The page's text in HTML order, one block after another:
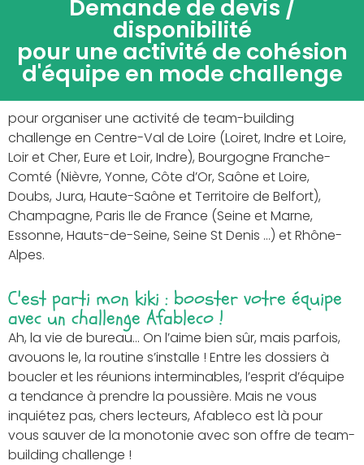
Demande de devis /
disponibilité
pour une activité de cohésion
d'équipe en mode challenge
pour organiser une activité de team-building
challenge en Centre-Val de Loire (Loiret, Indre et Loire,
Loir et Cher, Eure et Loir, Indre), Bourgogne Franche-
Comté (Nièvre, Yonne, Côte d’Or, Saône et Loire,
Doubs, Jura, Haute-Saône et Territoire de Belfort),
Champagne, Paris Ile de France (Seine et Marne,
Essonne, Hauts-de-Seine, Seine St Denis …) et Rhône-
Alpes.
C'est parti mon kiki : booster votre équipe
avec un challenge Afableco !
Ah, la vie de bureau… On l’aime bien sûr, mais parfois,
avouons le, la routine s’installe ! Entre les dossiers à
boucler et les réunions interminables, l’esprit d’équipe
a tendance à prendre la poussière. Mais ne vous
inquiétez pas, chers lecteurs, Afableco est là pour
vous sauver de la monotonie avec son offre de team-
building challenge !